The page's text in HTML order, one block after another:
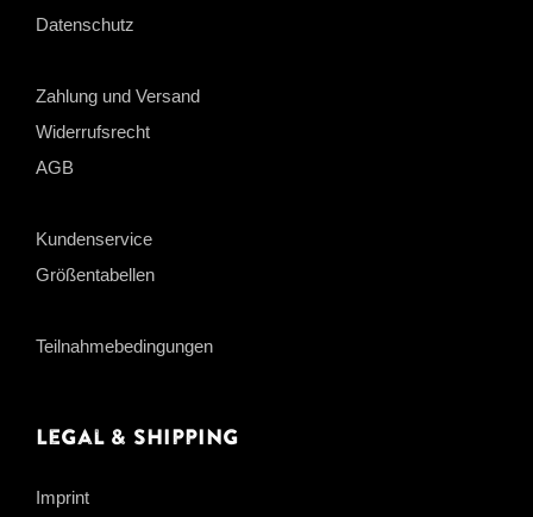
Datenschutz
Zahlung und Versand
Widerrufsrecht
AGB
Kundenservice
Größentabellen
Teilnahmebedingungen
Legal & Shipping
Imprint